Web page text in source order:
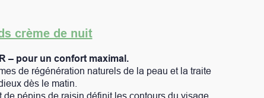
de la peau et la traite
les contours du visage